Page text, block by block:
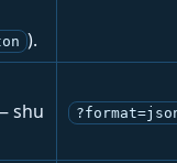
).
shu